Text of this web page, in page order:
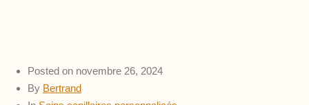
Posted on novembre 26, 2024
By Bertrand